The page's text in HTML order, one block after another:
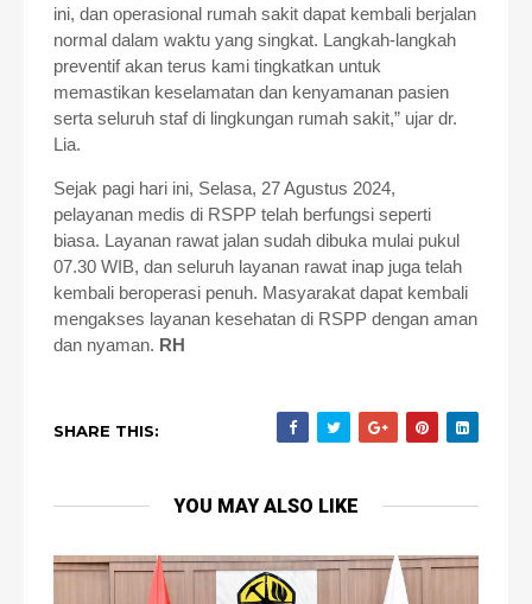
ini, dan operasional rumah sakit dapat kembali berjalan
normal dalam waktu yang singkat. Langkah-langkah
preventif akan terus kami tingkatkan untuk
memastikan keselamatan dan kenyamanan pasien
serta seluruh staf di lingkungan rumah sakit,” ujar dr.
Lia.
Sejak pagi hari ini, Selasa, 27 Agustus 2024,
pelayanan medis di RSPP telah berfungsi seperti
biasa. Layanan rawat jalan sudah dibuka mulai pukul
07.30 WIB, dan seluruh layanan rawat inap juga telah
kembali beroperasi penuh. Masyarakat dapat kembali
mengakses layanan kesehatan di RSPP dengan aman
dan nyaman. RH
SHARE THIS:
YOU MAY ALSO LIKE